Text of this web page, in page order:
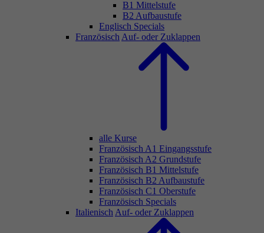
B1 Mittelstufe
B2 Aufbaustufe
Englisch Specials
Französisch Auf- oder Zuklappen
alle Kurse
Französisch A1 Eingangsstufe
Französisch A2 Grundstufe
Französisch B1 Mittelstufe
Französisch B2 Aufbaustufe
Französisch C1 Oberstufe
Französisch Specials
Italienisch Auf- oder Zuklappen